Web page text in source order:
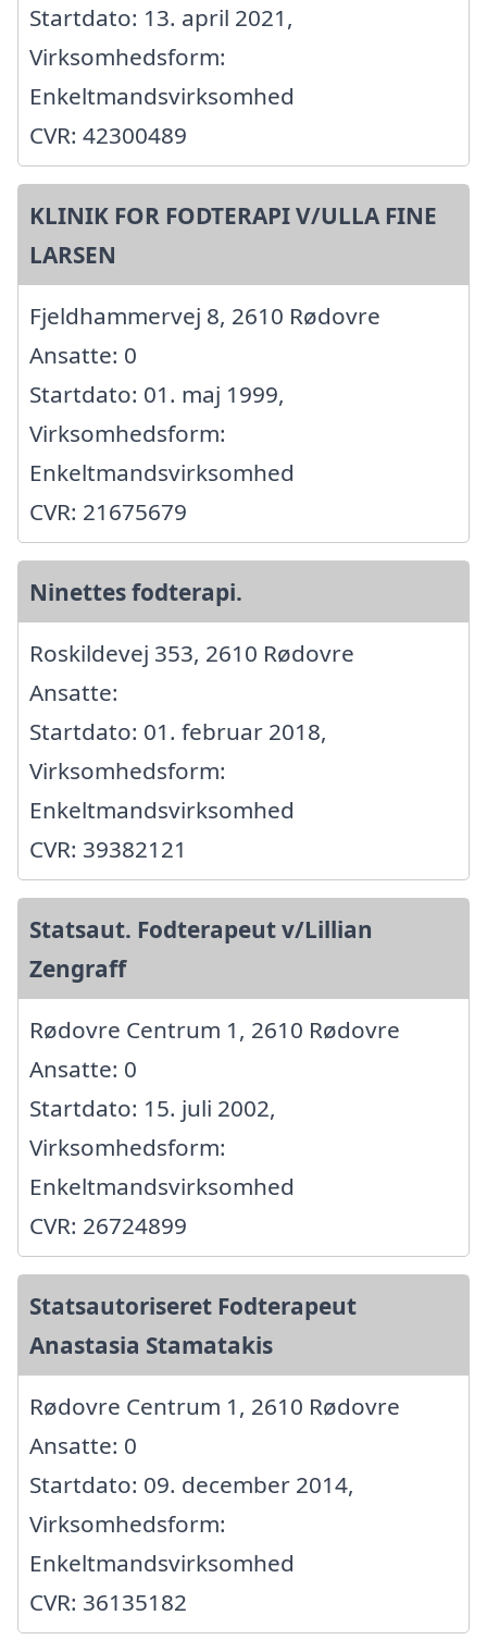
Startdato: 13. april 2021,
Virksomhedsform:
Enkeltmandsvirksomhed
CVR: 42300489
KLINIK FOR FODTERAPI V/ULLA FINE
LARSEN
Fjeldhammervej 8, 2610 Rødovre
Ansatte: 0
Startdato: 01. maj 1999,
Virksomhedsform:
Enkeltmandsvirksomhed
CVR: 21675679
Ninettes fodterapi.
Roskildevej 353, 2610 Rødovre
Ansatte:
Startdato: 01. februar 2018,
Virksomhedsform:
Enkeltmandsvirksomhed
CVR: 39382121
Statsaut. Fodterapeut v/Lillian
Zengraff
Rødovre Centrum 1, 2610 Rødovre
Ansatte: 0
Startdato: 15. juli 2002,
Virksomhedsform:
Enkeltmandsvirksomhed
CVR: 26724899
Statsautoriseret Fodterapeut
Anastasia Stamatakis
Rødovre Centrum 1, 2610 Rødovre
Ansatte: 0
Startdato: 09. december 2014,
Virksomhedsform:
Enkeltmandsvirksomhed
CVR: 36135182